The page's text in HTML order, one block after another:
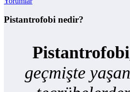
Pistantrofobi nedir?
geçmişte